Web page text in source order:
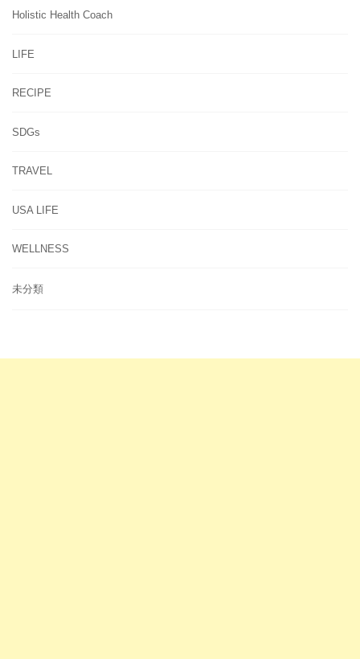
Holistic Health Coach
LIFE
RECIPE
SDGs
TRAVEL
USA LIFE
WELLNESS
未分類